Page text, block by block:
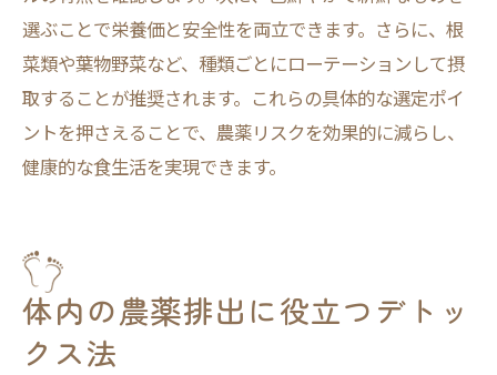
選ぶことで栄養価と安全性を両立できます。さらに、根
菜類や葉物野菜など、種類ごとにローテーションして摂
取することが推奨されます。これらの具体的な選定ポイ
ントを押さえることで、農薬リスクを効果的に減らし、
健康的な食生活を実現できます。
体内の農薬排出に役立つデトッ
クス法